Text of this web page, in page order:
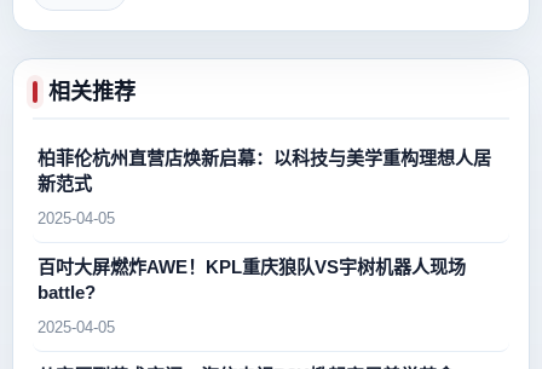
相关推荐
柏菲伦杭州直营店焕新启幕：以科技与美学重构理想人居
新范式
2025-04-05
百吋大屏燃炸AWE！KPL重庆狼队VS宇树机器人现场
battle?
2025-04-05